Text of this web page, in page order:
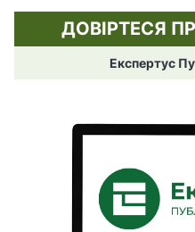
ДОВІРТЕСЯ
Експертус